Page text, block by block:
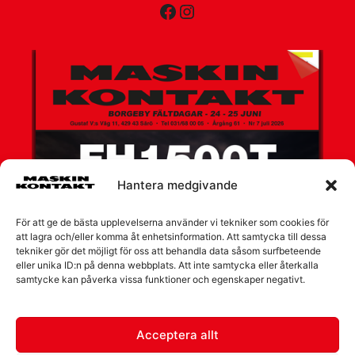
Hantera medgivande
För att ge de bästa upplevelserna använder vi tekniker som cookies för
att lagra och/eller komma åt enhetsinformation. Att samtycka till dessa
tekniker gör det möjligt för oss att behandla data såsom surfbeteende
eller unika ID:n på denna webbplats. Att inte samtycka eller återkalla
samtycke kan påverka vissa funktioner och egenskaper negativt.
Acceptera allt
Facebook
Instagram